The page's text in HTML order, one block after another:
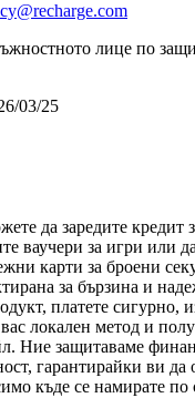
лице по
03/25
да заредите кредит
ваучери за игри или
карти за броени
за бързина и
платете сигурно,
локален метод и
Ние защитаваме
гарантирайки ви да
къде се намирате по